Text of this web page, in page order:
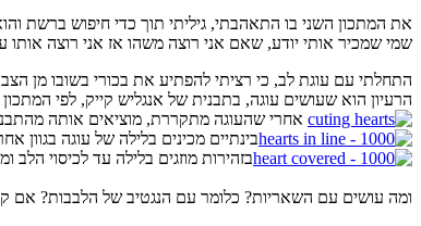
את המתכון השני בו התאהבתי, גיליתי תוך כדי חיפוש ברשת
שמי שמכיר אותי יודע, שאם אני רוצה משהו אז אני רוצה אותו
התחלתי עם עוגת לב, כי רציתי להפתיע את בכורי בשובו מן
הרעיון הוא שעושים עוגה, בתבנית של אנגליש קייק, לפי המתכון (אני
אחרי שהעוגה מתקררת, מוציאים אותה
בינתיים מכינים בלילה של עוגה
בזהירות מוזגים בלילה עד לכיסוי
ומה עושים עם השאריות? כלומר עם הנגטיב של הלבבות? אם